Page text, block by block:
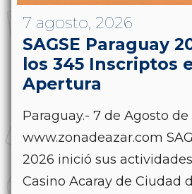
7 agosto, 2026
SAGSE Paraguay
los 345 Inscriptos
Apertura
Paraguay.- 7 de Agosto de
www.zonadeazar.com
2026 inició sus
Casino Acaray de Ciudad